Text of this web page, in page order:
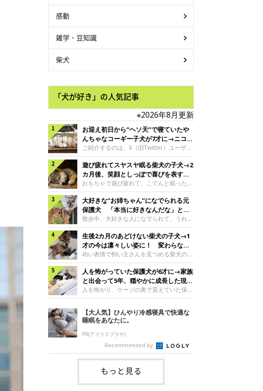
感動
雑学・豆知識
柴犬
「犬が好き」の人気記事
※2026年8月更新
お迎え初日から“ヘソ天”で寝ていたや
んちゃなコーギー子犬が7才に→ニコニ
コ“コーギースマイル”が魅力のコに成
長！
ご紹介するのは、X（旧Twitter）ユーザー
＠Kus1oKg2vsgdWS2さんの愛犬でウェル
シュ・コーギー・ペンブロークの神楽ちゃ
ん。今年の8月で7才になるという神楽ちゃ
んですが、いったいどんな子犬時代を過ご
したのでしょうか。今回は、神楽ちゃんの
成長を飼い主さんと振り返ります！神楽ち
ゃんの成長について聞いた！お迎えから数
日後の神楽ちゃん（撮影時生後2カ月）＠
Kus1oKg2vsgdWS2――お迎え当初の神楽
ちゃんの様子について教えてください。飼
い主さん： 「お迎え当日から“ヘソ天”で寝
るようなコでし
遊び疲れてスヤスヤ眠る柴犬の子犬→2
カ月後、笑顔としっぽで喜びを表すコ
に成長！
おもちゃで遊び疲れて、こてんと眠った子
犬。あれから2カ月、表情や行動にさまざ
まな変化が見られるようになりました。遊
び疲れて眠る生後2カ月のなっちゃん遊び
疲れた様子のなっちゃん。@Pkndg_紹介
するのは、X（旧Twitter）ユーザー
@Pkndg_さんの愛犬・なっちゃん（取材
時、生後4カ月／柴犬）。こちらの写真
は、なっちゃんが生後2カ月のころに撮影
された一枚です。この日、なっちゃんは家
族と一緒におもちゃで遊んでいました。た
くさん遊んで疲れたのか、その後は眠り始
めたそうです。眠るなっちゃん。
@Pkndg_
大好きな“お姉ちゃん”になでられる元
保護犬 「本当に好きなんだな」と感
じる表情にほっこり
散歩中、大好きな人になでられて、うれし
そうな表情を見せる元保護犬。甘えるよう
な姿に、見ているこちらまでほっこりしま
す。大好きな“お姉ちゃん”に甘える小次郎
くん妹さんになでてもらい、うれしそうな
表情を見せる小次郎くん（2026年6月撮
影）。@mika_Jimmy紹介するのは、X（旧
Twitter）ユーザー@mika_Jimmyさんの愛
犬・小次郎くん（撮影時5才）。こちら
は、飼い主さんの妹さんと一緒に散歩をし
日、飼い主さんは実家から自宅へ帰る途
中、妹さんと公園で待ち合わせ
生後2カ月のあどけない柴犬の子犬→1
才の今は凛々しい姿に！ 変わらない
「くりくりおめめ」にもほっこり
幼い表情で飼い主さんを見つめる柴犬の子
犬。1才を迎えた現在はすっかり成犬らし
くなりましたが、子犬のころから変わらな
いところもあるそうです。家族に迎えたば
かりの小さな慎之介くん生後2カ月の慎之
介くん。@BLACKpurupuru紹介するの
は、X（旧Twitter）ユーザー
@BLACKpurupuruさんの愛犬・慎之介く
ん（取材時1才／柴犬）です。こちらは、
慎之介くんが生後2カ月のころ、家族に迎
えて約2週間後に撮影された一枚。小さな
体とあどけない表情が印象的です。飼い主
さんの夫に抱っこされる慎之介くん。@B
人を怖がっていた保護犬が6才に→家族
と出会って5年、穏やかに成長した現在
の姿にグッとくる
人を怖がり、ケージの奥で震えていた保護
犬。家族と出会って5年、今では笑顔を見
せ、飼い主さんの娘さんにも少しずつ心を
開くようになりました。（写真左から）先
住犬・ライナちゃん、レオナちゃん。
@lina_and_leona紹介するのは、
Instagramユーザー@lina_and_leonaさん
の愛犬・レオナちゃん（取材時6才／柴犬
／写真右）です。穏やかで優しい表情を見
せる今の姿からは想像できませんが、レオ
ナちゃんには悲しい過去があるといいま
す。人が怖くてケージの中で震えていた家
【大人気】ひんやり冷感寝具で快適な
睡眠をあなたに。
PR(アイリスプラザ)
Recommended by
もっと見る